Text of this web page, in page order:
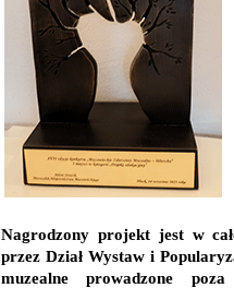
Nagrodzony projekt jest w
przez Dział Wystaw i
muzealne prowadzone